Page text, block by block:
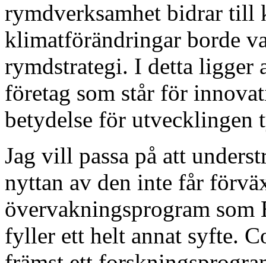
rymdverksamhet bidrar till
klimatförändringar borde
rymdstrategi. I detta ligger
företag som står för
betydelse för
Jag vill passa på att
nyttan av den inte får
övervakningsprogram som
fyller ett helt annat syfte.